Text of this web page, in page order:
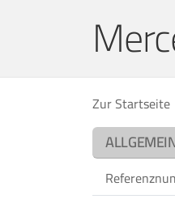
Zur Startseite